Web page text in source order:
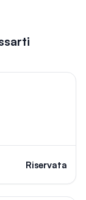
Riservata